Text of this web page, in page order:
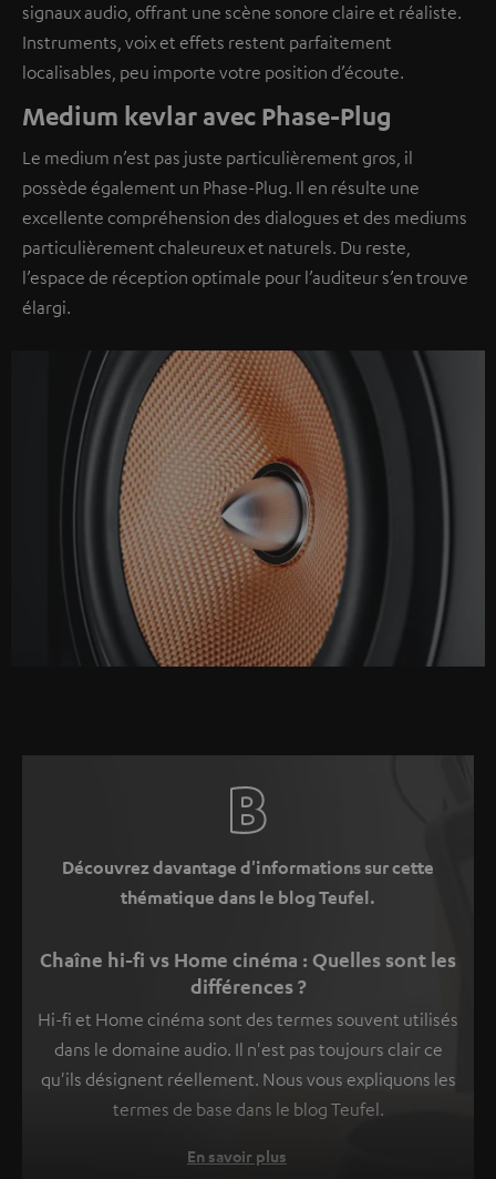
signaux audio, offrant une scène sonore claire et réaliste.
Instruments, voix et effets restent parfaitement
localisables, peu importe votre position d’écoute.
Medium kevlar avec Phase-Plug
Le medium n’est pas juste particulièrement gros, il
possède également un Phase-Plug. Il en résulte une
excellente compréhension des dialogues et des mediums
particulièrement chaleureux et naturels. Du reste,
l’espace de réception optimale pour l’auditeur s’en trouve
élargi.
Découvrez davantage d'informations sur cette
thématique dans le blog Teufel.
Chaîne hi-fi vs Home cinéma : Quelles sont les
différences ?
Hi-fi et Home cinéma sont des termes souvent utilisés
dans le domaine audio. Il n'est pas toujours clair ce
qu'ils désignent réellement. Nous vous expliquons les
termes de base dans le blog Teufel.
En savoir plus